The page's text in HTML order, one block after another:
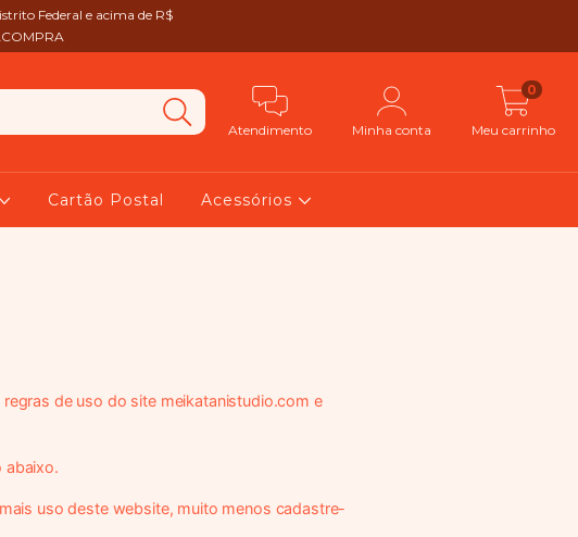
Federal e acima de R$
Atendimento Minha conta Meu carrinho
0
Cartão Postal Acessórios
de uso do site meikatanistudio.com e
abaixo.
uso deste website, muito menos cadastre-